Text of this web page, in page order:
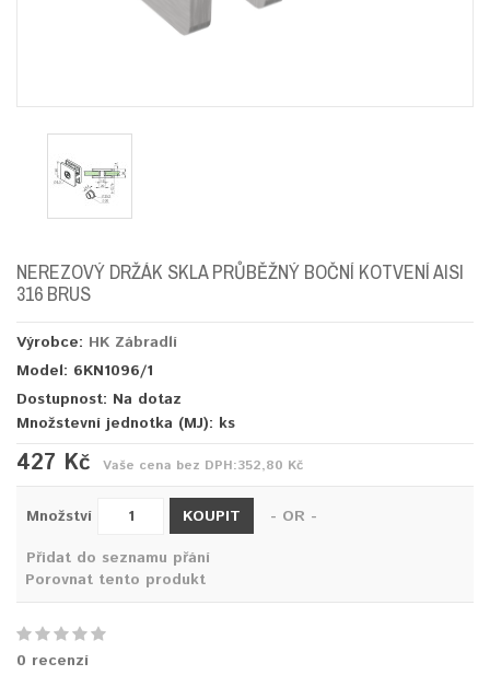
NEREZOVÝ DRŽÁK SKLA PRŮBĚŽNÝ BOČNÍ KOTVENÍ AISI
316 BRUS
Výrobce: HK Zábradlí
Model: 6KN1096/1
Dostupnost: Na dotaz
Množstevní jednotka (MJ): ks
427 Kč Vaše cena bez DPH:352,80 Kč
Množství KOUPIT
- OR -
Přidat do seznamu přání
Porovnat tento produkt
0 recenzí